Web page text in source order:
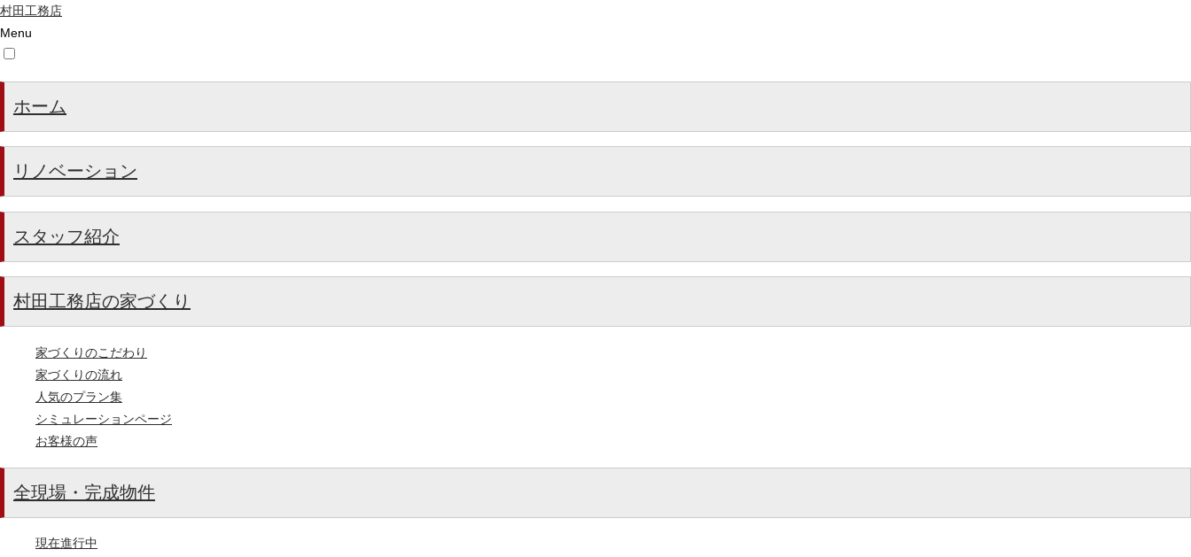
村田工務店
Menu
ホーム
リノベーション
スタッフ紹介
村田工務店の家づくり
家づくりのこだわり
家づくりの流れ
人気のプラン集
シミュレーションページ
お客様の声
全現場・完成物件
現在進行中